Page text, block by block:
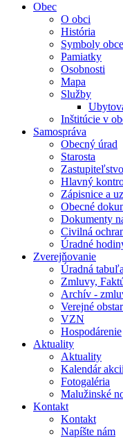
Obec
O obci
História
Symboly obce
Pamiatky
Osobnosti
Mapa
Služby
Inštitúcie v
Samospráva
Obecný úrad
Starosta
Zastupiteľstvo
Hlavný
Zápisnice a
Obecné
Dokumenty
Civilná
Úradné
Zverejňovanie
Úradná tabuľa
Zmluvy,
Archív -
Verejné
VZN
Hospodárenie
Aktuality
Aktuality
Kalendár
Fotogaléria
Malužinské
Kontakt
Kontakt
Napíšte nám